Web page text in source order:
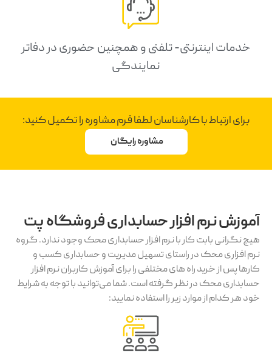
خدمات اینترنتی- تلفنی و همچنین حضوری در دفاتر
نمایندگی
برای ارتباط با کارشناسان لطفا فرم مشاوره را تکمیل کنید:
مشاوره رایگان
آموزش نرم افزار حسابداری فروشگاه پت
هیچ نگرانی بابت کار با نرم افزار حسابداری محک وجود ندارد. گروه
نرم افزاری محک در راستای تسهیل مدیریت و حسابداری کسب و
کارها پس از خرید راه های مختلفی را برای آموزش کاربران نرم افزار
حسابداری محک در نظر گرفته است. شما می‌توانید با توجه به شرایط
خود هر کدام از موارد زیر را استفاده نمایید: